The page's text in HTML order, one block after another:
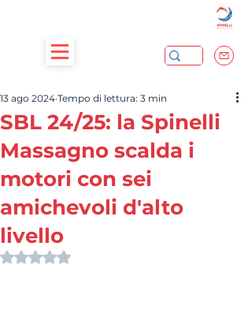
SBL 24/25: la Spinelli
Massagno scalda i
motori con sei
amichevoli d'alto
livello
13 ago 2024 Tempo di lettura: 3 min
Valutazione NaN stelle su 5.